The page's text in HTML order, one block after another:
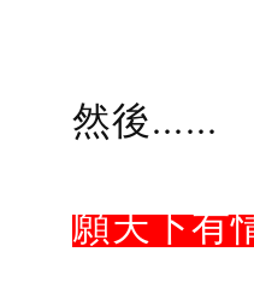
然後......
願天下有